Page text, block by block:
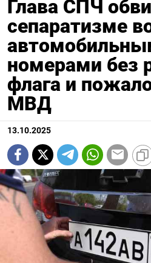
Глава СПЧ
сепаратизме
номерами без
флага и
МВД
13.10.2025